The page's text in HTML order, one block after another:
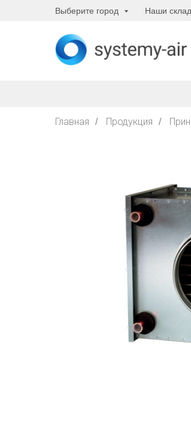
Выберите город Наши
Главная / Продукция /